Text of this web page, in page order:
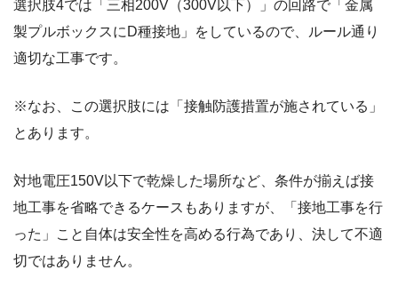
選択肢4では「三相200V（300V以下）」の回路で「金属
製プルボックスにD種接地」をしているので、ルール通り
適切な工事です。
※なお、この選択肢には「接触防護措置が施されている」
とあります。
対地電圧150V以下で乾燥した場所など、条件が揃えば接
地工事を省略できるケースもありますが、「接地工事を行
った」こと自体は安全性を高める行為であり、決して不適
切ではありません。